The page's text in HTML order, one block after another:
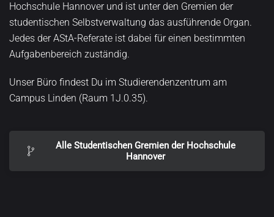
Hochschule Hannover und ist unter den Gremien der
studentischen Selbstverwaltung das ausführende Organ.
Jedes der AStA-Referate ist dabei für einen bestimmten
Aufgabenbereich zuständig.
Unser Büro findest Du im Studierendenzentrum am
Campus Linden (Raum 1J.0.35).
Alle Studentischen Gremien der Hochschule
Hannover